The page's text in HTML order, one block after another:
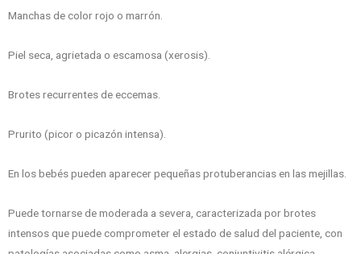
Manchas de color rojo o marrón.
Piel seca, agrietada o escamosa (xerosis).
Brotes recurrentes de eccemas.
Prurito (picor o picazón intensa).
En los bebés pueden aparecer pequeñas protuberancias en las mejillas.
Puede tornarse de moderada a severa, caracterizada por brotes
intensos que puede comprometer el estado de salud del paciente, con